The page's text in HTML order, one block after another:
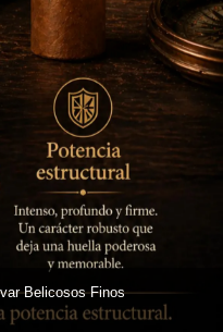
Belicosos Finos